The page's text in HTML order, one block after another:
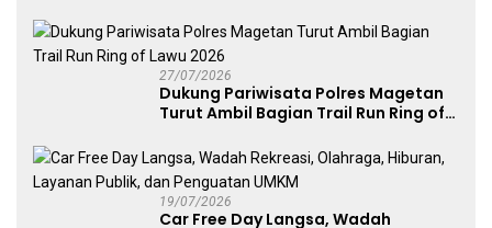
27/07/2026
Dukung Pariwisata Polres Magetan
Turut Ambil Bagian Trail Run Ring of
19/07/2026
Car Free Day Langsa, Wadah